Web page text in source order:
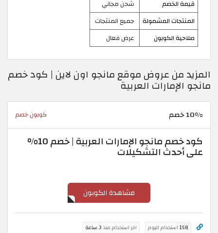
قيمة الخصم
شحن مجاني
المنتجات المشمولة
جميع المنتجات
صلاحية الكوبون
عرض فعال
المزيد من عروض موقع مانجو اون لاين | كود خصم
مانجو الإمارات العربية
10% خصم كوبون خصم
كود خصم مانجو الإمارات العربية | خصم 10%
على أحدث التشكيلات
مشاهدة الكوبون
158 استخدام اليوم اخر استخدام منذ 3 ساعة